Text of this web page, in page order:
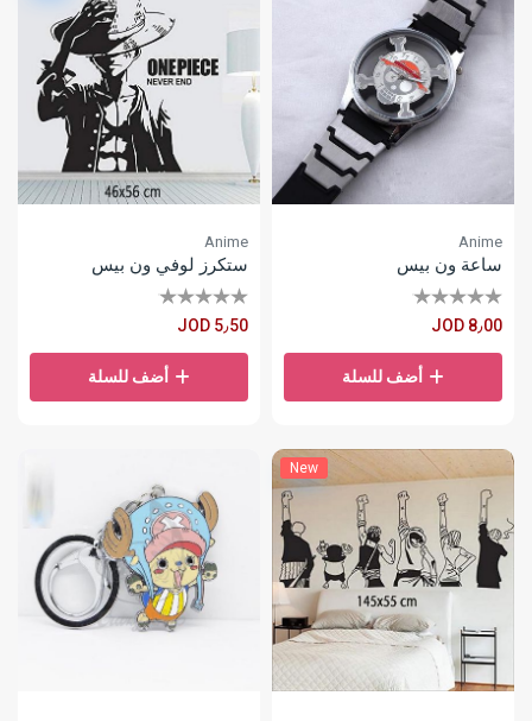
Anime
ساعة ون بيس
JOD 8٫00
أضف للسلة
Anime
ستكرز لوفي ون بيس
JOD 5٫50
أضف للسلة
New